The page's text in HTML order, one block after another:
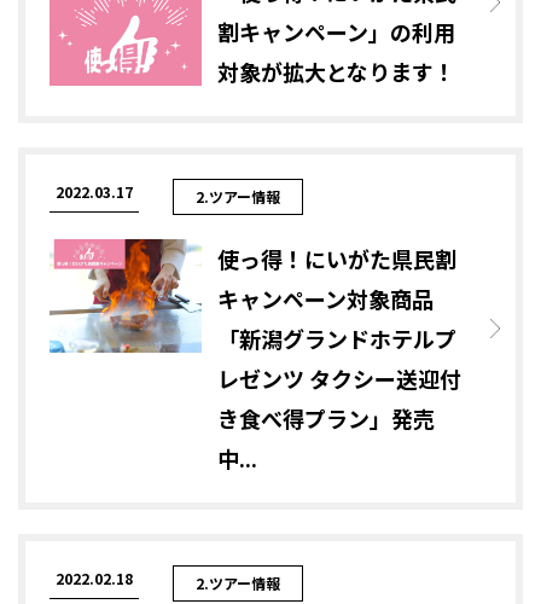
割キャンペーン」の利用
対象が拡大となります！
2022.03.17 2.ツアー情報
使っ得！にいがた県民割
キャンペーン対象商品
「新潟グランドホテルプ
レゼンツ タクシー送迎付
き食べ得プラン」発売
中...
2022.02.18 2.ツアー情報